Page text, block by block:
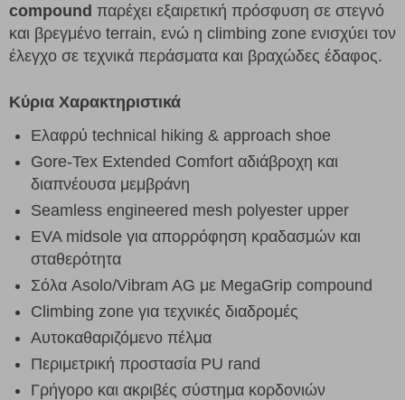
compound παρέχει εξαιρετική πρόσφυση σε στεγνό
και βρεγμένο terrain, ενώ η climbing zone ενισχύει τον
έλεγχο σε τεχνικά περάσματα και βραχώδες έδαφος.
Κύρια Χαρακτηριστικά
Ελαφρύ technical hiking & approach shoe
Gore-Tex Extended Comfort αδιάβροχη και
διαπνέουσα μεμβράνη
Seamless engineered mesh polyester upper
EVA midsole για απορρόφηση κραδασμών και
σταθερότητα
Σόλα Asolo/Vibram AG με MegaGrip compound
Climbing zone για τεχνικές διαδρομές
Αυτοκαθαριζόμενο πέλμα
Περιμετρική προστασία PU rand
Γρήγορο και ακριβές σύστημα κορδονιών